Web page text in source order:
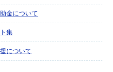
金について
集
について